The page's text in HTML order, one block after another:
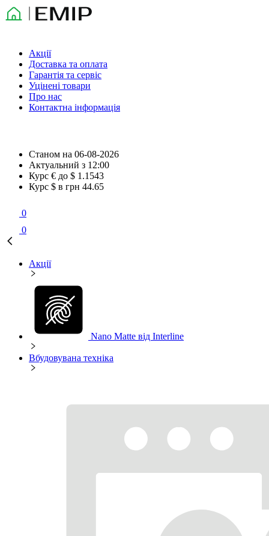
Акції
Доставка та оплата
Гарантія та сервіс
Уцінені товари
Про нас
Контактна інформація
Станом на 06-08-2026
Актуальний з 12:00
Курс € до $ 1.1543
Курс $ в грн 44.65
0
0
Акції
Nano Matte від Interline
Вбудовувана техніка